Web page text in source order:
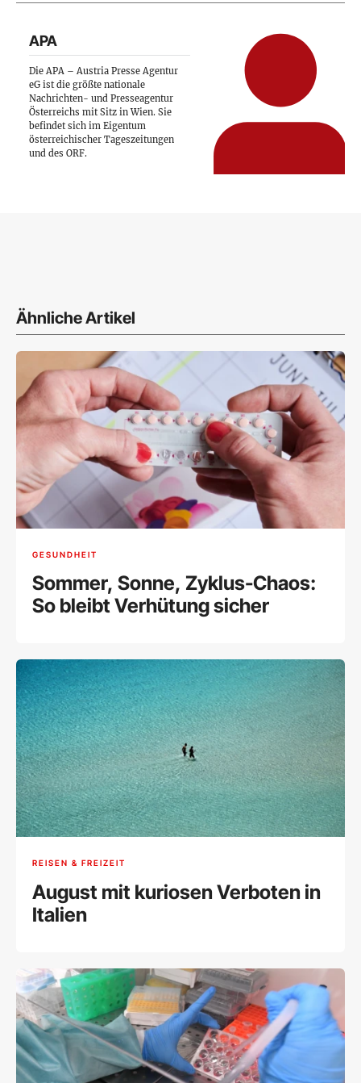
APA
Die APA – Austria Presse Agentur
eG ist die größte nationale
Nachrichten- und Presseagentur
Österreichs mit Sitz in Wien. Sie
befindet sich im Eigentum
österreichischer Tageszeitungen
und des ORF.
Ähnliche Artikel
GESUNDHEIT
Sommer, Sonne, Zyklus-Chaos:
So bleibt Verhütung sicher
REISEN & FREIZEIT
August mit kuriosen Verboten in
Italien